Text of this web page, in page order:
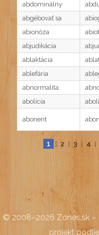
abdominálny
abgébovať sa
abionóza
abjudikácia
ablaktácia
ablefária
abnormalita
abolícia
abonent
1 2 3 4
© 2008–2026 Zones.sk
projekt